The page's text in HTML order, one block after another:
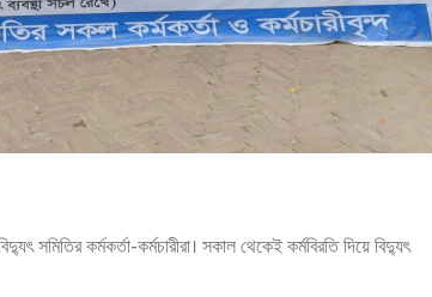
সমিতির কর্মকর্তা-কর্মচারীরা। সকাল থেকেই কর্মবিরতি দিয়ে বিদ্যুৎ